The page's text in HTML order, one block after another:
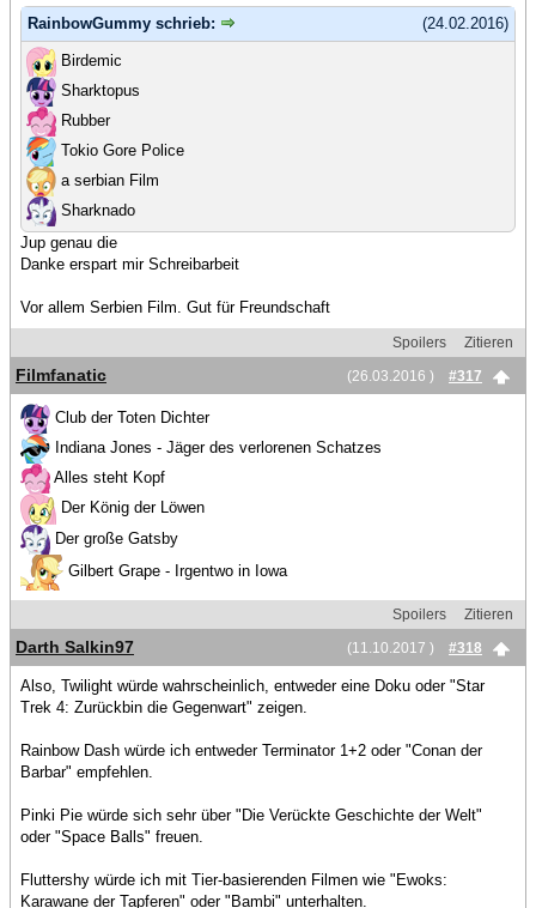
(24.02.2016)
RainbowGummy schrieb:
Birdemic
Sharktopus
Rubber
Tokio Gore Police
a serbian Film
Sharknado
Jup genau die
Danke erspart mir Schreibarbeit
Vor allem Serbien Film. Gut für Freundschaft
Spoilers
Zitieren
(26.03.2016 )
#317
Filmfanatic
Club der Toten Dichter
Indiana Jones - Jäger des verlorenen Schatzes
Alles steht Kopf
Der König der Löwen
Der große Gatsby
Gilbert Grape - Irgentwo in Iowa
Spoilers
Zitieren
(11.10.2017 )
#318
Darth Salkin97
Also, Twilight würde wahrscheinlich, entweder eine Doku oder "Star
Trek 4: Zurückbin die Gegenwart" zeigen.
Rainbow Dash würde ich entweder Terminator 1+2 oder "Conan der
Barbar" empfehlen.
Pinki Pie würde sich sehr über "Die Verückte Geschichte der Welt"
oder "Space Balls" freuen.
Fluttershy würde ich mit Tier-basierenden Filmen wie "Ewoks:
Karawane der Tapferen" oder "Bambi" unterhalten.